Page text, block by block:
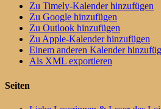
Zu Timely-Kalender hinzufügen
Zu Google hinzufügen
Zu Outlook hinzufügen
Zu Apple-Kalender hinzufügen
Einem anderen Kalender
Als XML exportieren
Seiten